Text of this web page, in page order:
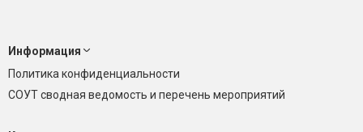
Информация
Политика конфиденциальности
СОУТ сводная ведомость и перечень мероприятий